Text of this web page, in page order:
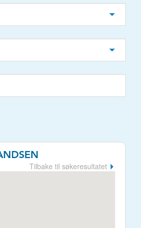
Tilbake til søkeresultatet